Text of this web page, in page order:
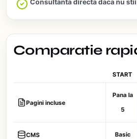
Consultanta directa daca nu
Comparatie
START
Pagini incluse
Pana la
5
CMS Basic